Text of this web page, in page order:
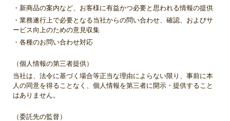
・新商品の案内など、お客様に有益かつ必要と思われる情報の提供
・業務遂行上で必要となる当社からの問い合わせ、確認、およびサ
ービス向上のための意見収集
・各種のお問い合わせ対応
（個人情報の第三者提供）
当社は、法令に基づく場合等正当な理由によらない限り、事前に本
人の同意を得ることなく、個人情報を第三者に開示・提供すること
はありません。
（委託先の監督）